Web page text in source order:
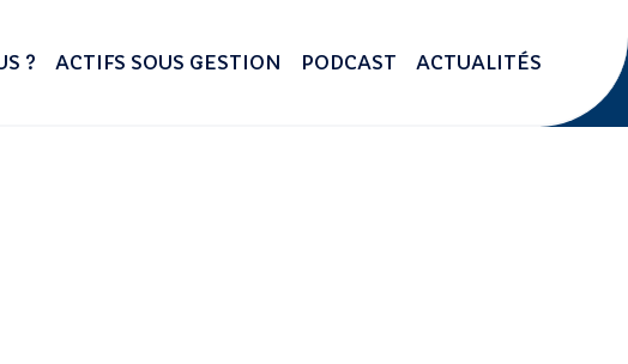
? ACTIFS SOUS GESTION PODCAST ACTUALITÉS